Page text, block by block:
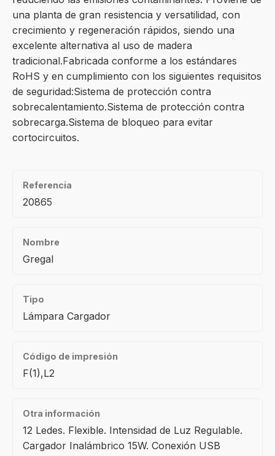
una planta de gran resistencia y versatilidad, con
crecimiento y regeneración rápidos, siendo una
excelente alternativa al uso de madera
tradicional.Fabricada conforme a los estándares
RoHS y en cumplimiento con los siguientes requisitos
de seguridad:Sistema de protección contra
sobrecalentamiento.Sistema de protección contra
sobrecarga.Sistema de bloqueo para evitar
cortocircuitos.
Referencia
20865
Nombre
Gregal
Tipo
Lámpara Cargador
Código de impresión
F(1),L2
Otra información
12 Ledes. Flexible. Intensidad de Luz Regulable.
Cargador Inalámbrico 15W. Conexión USB